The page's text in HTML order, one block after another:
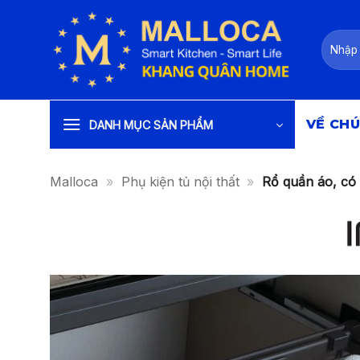
Tìm
kiếm:
DANH MỤC SẢN PHẨM VỀ
Malloca » Phụ kiện tủ nội thất » Rổ quần áo,